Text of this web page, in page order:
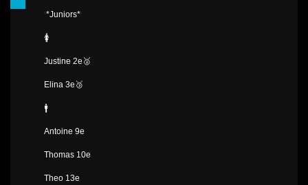
*Juniors*
🚺
Justine 2e🥈
Elina 3e🥉
🚹
Antoine 9e
Thomas 10e
Theo 13e